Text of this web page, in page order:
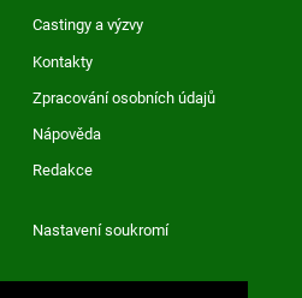
Castingy a výzvy
Kontakty
Zpracování osobních údajů
Nápověda
Redakce
Nastavení soukromí